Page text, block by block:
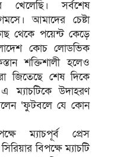
খেলেছি। সর্বশেষ
আমাদের চেষ্টা
থেকে পয়েন্ট কেড়ে
কোচ লোডভিক
শক্তিশালী হলেও
জিতেছে শেষ দিকে
ম্যাচটিকে উদাহরণ
‘ফুটবলে যে কোন
ম্যাচপূর্ব প্রেস
বিপক্ষে ম্যাচটি